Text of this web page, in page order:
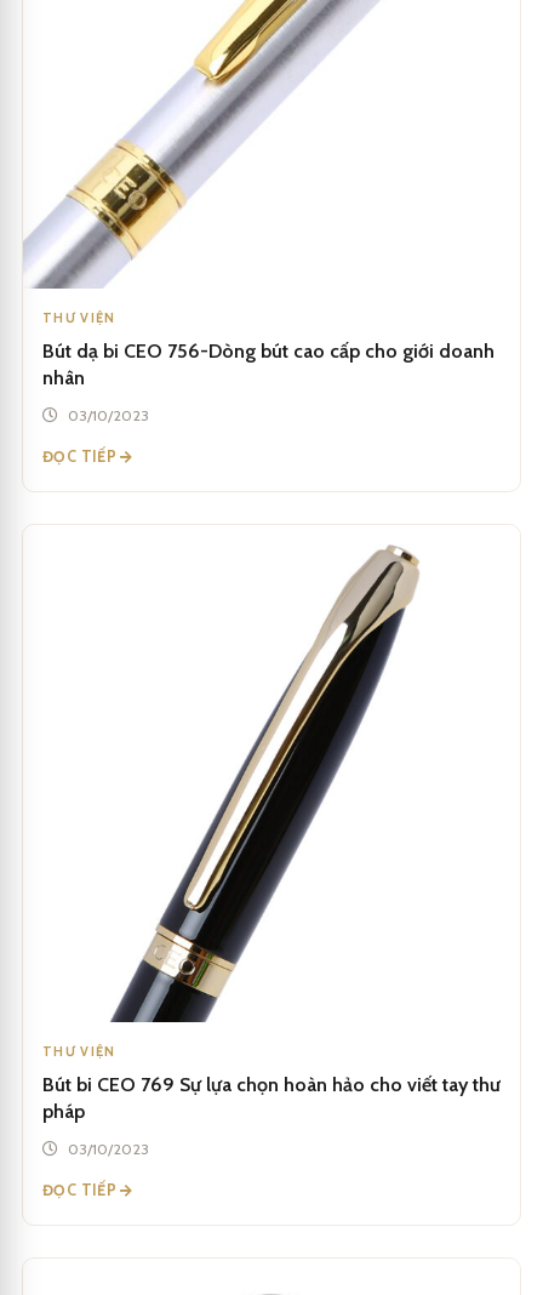
THƯ VIỆN
Bút dạ bi CEO 756-Dòng bút cao cấp cho giới doanh
nhân
03/10/2023
ĐỌC TIẾP
THƯ VIỆN
Bút bi CEO 769 Sự lựa chọn hoàn hảo cho viết tay thư
pháp
03/10/2023
ĐỌC TIẾP